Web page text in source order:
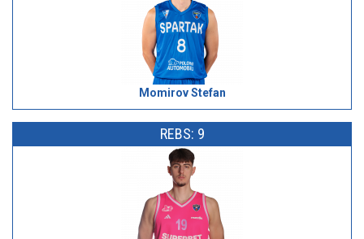
Momirov Stefan
REBS: 9